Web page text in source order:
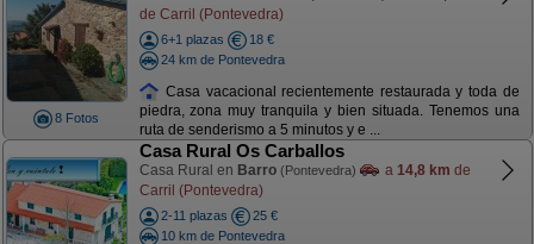
8 Fotos
de Carril (Pontevedra)
6+1 plazas
18 €
24 km de Pontevedra
Casa vacacional recientemente restaurada y toda de
piedra, zona muy tranquila y bien situada. Tenemos una
ruta de senderismo a 5 minutos y e ...
Casa Rural Os Carballos
Casa Rural en Barro (Pontevedra) a 14,8 km de
Carril (Pontevedra)
2-11 plazas
25 €
10 km de Pontevedra